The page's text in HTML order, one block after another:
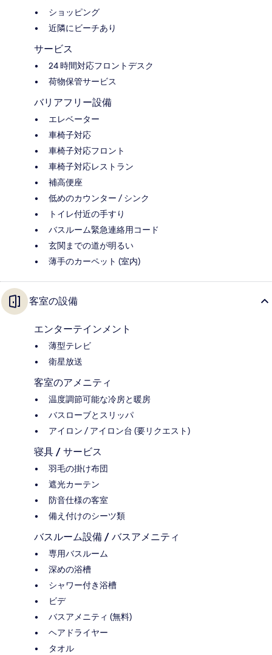
ショッピング
近隣にビーチあり
サービス
24 時間対応フロントデスク
荷物保管サービス
バリアフリー設備
エレベーター
車椅子対応
車椅子対応フロント
車椅子対応レストラン
補高便座
低めのカウンター / シンク
トイレ付近の手すり
バスルーム緊急連絡用コード
玄関までの道が明るい
薄手のカーペット (室内)
客室の設備
エンターテインメント
薄型テレビ
衛星放送
客室のアメニティ
温度調節可能な冷房と暖房
バスローブとスリッパ
アイロン / アイロン台 (要リクエスト)
寝具 / サービス
羽毛の掛け布団
遮光カーテン
防音仕様の客室
備え付けのシーツ類
バスルーム設備 / バスアメニティ
専用バスルーム
深めの浴槽
シャワー付き浴槽
ビデ
バスアメニティ (無料)
ヘアドライヤー
タオル